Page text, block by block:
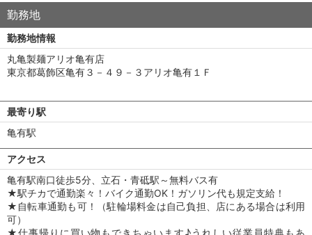
勤務地
勤務地情報
丸亀製麺アリオ亀有店
東京都葛飾区亀有３－４９－３アリオ亀有１Ｆ
最寄り駅
亀有駅
アクセス
亀有駅南口徒歩5分、立石・青砥駅～無料バス有
★駅チカで通勤楽々！バイク通勤OK！ガソリン代も規定支給！
★自転車通勤も可！（駐輪場料金は自己負担、店にある場合は利用
可）
★仕事帰りに買い物もできちゃいます♪うれしい従業員特典もあ